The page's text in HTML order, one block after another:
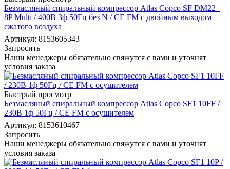
Безмасляный спиральный компрессор Atlas Copco SF DM22+
8P Multi / 400В 3ф 50Гц без N / CE FM с двойным выходом
сжатого воздуха
Артикул: 8153605343
Запросить
Наши менеджеры обязательно свяжутся с вами и уточнят
условия заказа
Быстрый просмотр
Безмасляный спиральный компрессор Atlas Copco SF1 10FF /
230В 1ф 50Гц / CE FM с осушителем
Артикул: 8153610467
Запросить
Наши менеджеры обязательно свяжутся с вами и уточнят
условия заказа